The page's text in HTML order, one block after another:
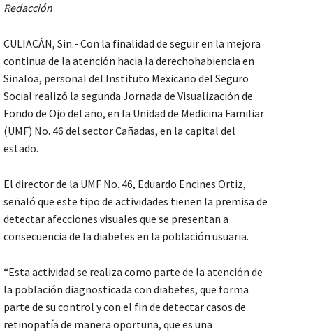
Redacción
CULIACÁN, Sin.- Con la finalidad de seguir en la mejora
continua de la atención hacia la derechohabiencia en
Sinaloa, personal del Instituto Mexicano del Seguro
Social realizó la segunda Jornada de Visualización de
Fondo de Ojo del año, en la Unidad de Medicina Familiar
(UMF) No. 46 del sector Cañadas, en la capital del
estado.
El director de la UMF No. 46, Eduardo Encines Ortiz,
señaló que este tipo de actividades tienen la premisa de
detectar afecciones visuales que se presentan a
consecuencia de la diabetes en la población usuaria.
“Esta actividad se realiza como parte de la atención de
la población diagnosticada con diabetes, que forma
parte de su control y con el fin de detectar casos de
retinopatía de manera oportuna, que es una